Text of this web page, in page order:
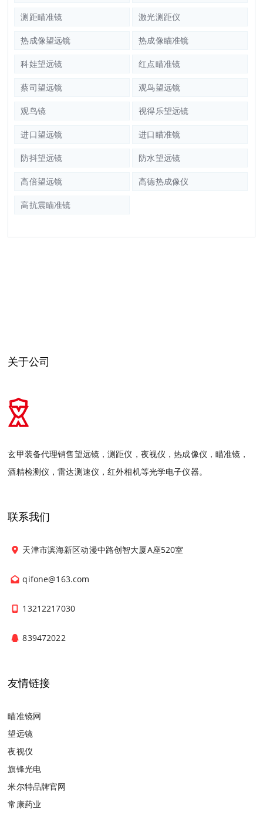
测距瞄准镜 激光测距仪
热成像望远镜 热成像瞄准镜
科娃望远镜 红点瞄准镜
蔡司望远镜 观鸟望远镜
观鸟镜 视得乐望远镜
进口望远镜 进口瞄准镜
防抖望远镜 防水望远镜
高倍望远镜 高德热成像仪
高抗震瞄准镜
关于公司
玄甲装备代理销售望远镜，测距仪，夜视仪，热成像仪，瞄准镜，
酒精检测仪，雷达测速仪，红外相机等光学电子仪器。
联系我们
天津市滨海新区动漫中路创智大厦A座520室
qifone@163.com
13212217030
839472022
友情链接
瞄准镜网
望远镜
夜视仪
旗锋光电
米尔特品牌官网
常康药业